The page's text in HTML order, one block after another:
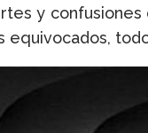
y
equivocados,